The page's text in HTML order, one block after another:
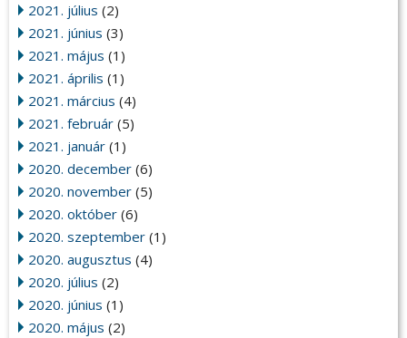
2021. július (2)
2021. június (3)
2021. május (1)
2021. április (1)
2021. március (4)
2021. február (5)
2021. január (1)
2020. december (6)
2020. november (5)
2020. október (6)
2020. szeptember (1)
2020. augusztus (4)
2020. július (2)
2020. június (1)
2020. május (2)